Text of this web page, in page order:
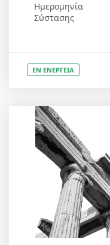
Ημερομηνία
Σύστασης
ΕΝ ΕΝΕΡΓΕΙΑ